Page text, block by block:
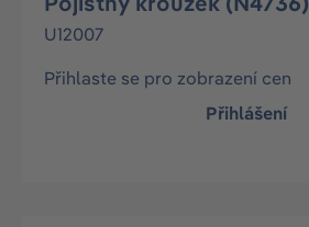
U12007
Přihlaste se pro zobrazení cen
Přihlášení